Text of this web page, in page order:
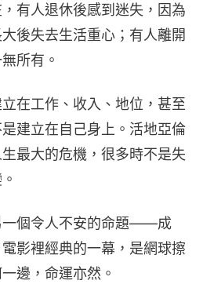
，有人退休後感到迷失，因為
後失去生活重心；有人離開
所有。
在工作、收入、地位，甚至
建立在自己身上。活地亞倫
最大的危機，很多時不是失
一個令人不安的命題——成
影裡經典的一幕，是網球擦
邊，命運亦然。